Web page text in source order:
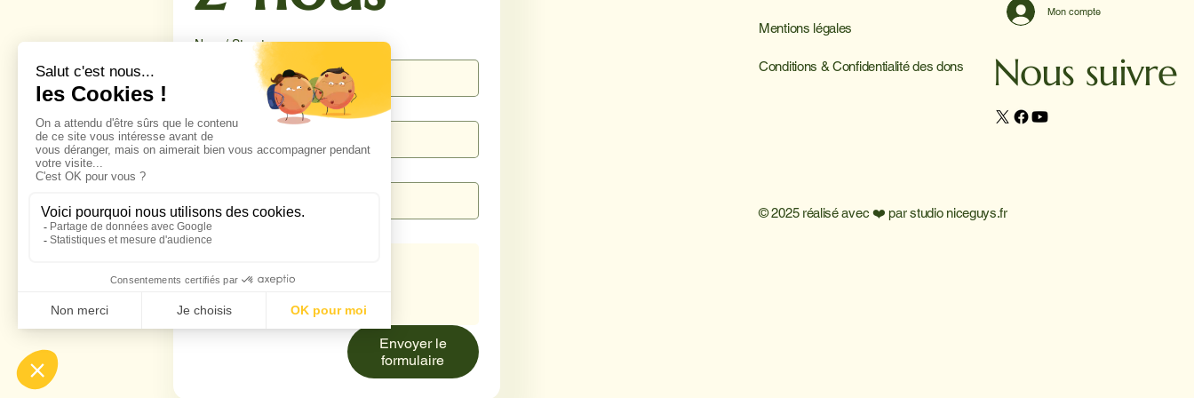
Mentions légales
Conditions & Confidentialité des dons
Mon compte
Nous suivre
© 2025 réalisé avec ❤️ parstudio niceguys.fr
Nom / Structure
Message
Envoyer le
formulaire